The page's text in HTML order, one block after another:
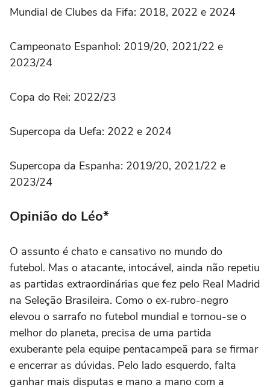
Mundial de Clubes da Fifa: 2018, 2022 e 2024
Campeonato Espanhol: 2019/20, 2021/22 e
2023/24
Copa do Rei: 2022/23
Supercopa da Uefa: 2022 e 2024
Supercopa da Espanha: 2019/20, 2021/22 e
2023/24
Opinião do Léo*
O assunto é chato e cansativo no mundo do
futebol. Mas o atacante, intocável, ainda não repetiu
as partidas extraordinárias que fez pelo Real Madrid
na Seleção Brasileira. Como o ex-rubro-negro
elevou o sarrafo no futebol mundial e tornou-se o
melhor do planeta, precisa de uma partida
exuberante pela equipe pentacampeã para se firmar
e encerrar as dúvidas. Pelo lado esquerdo, falta
ganhar mais disputas e mano a mano com a